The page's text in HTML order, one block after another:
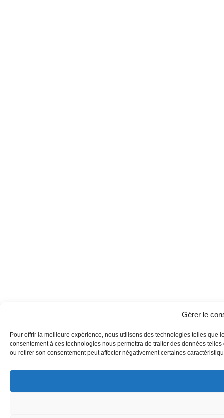
Gérer le
Pour offrir la meilleure expérience, nous utilisons des technologies telles
consentement à ces technologies nous permettra de traiter des données
ou retirer son consentement peut affecter négativement certaines